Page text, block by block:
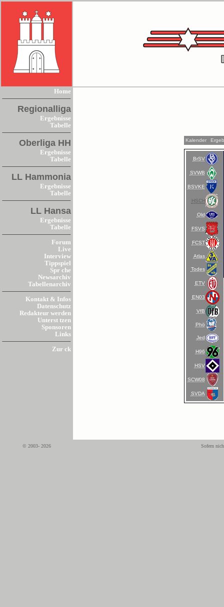
Home
Regionalliga
Ergebnisse
Tabelle
Oberliga HH
Ergebnisse
Tabelle
LL Hammonia
Ergebnisse
Tabelle
LL Hansa
Ergebnisse
Tabelle
Forum
Live
Interview
Tippspiel
Spr che
Newsarchiv
Tabellenarchiv
Kontakt & Infos
Datenschutz
Redakteur werden
Unterst tzen
Sponsoren
Links
Zur ck
Kalender
BrSV
SVWB
BSVKE
HSCH
Old
FSVS
FCST
Atlas
Todes
ETV
EN03
VfB
Phö
Jed
H96
HSV
SCW08
SVDA
© 2003- 2026 Sofern